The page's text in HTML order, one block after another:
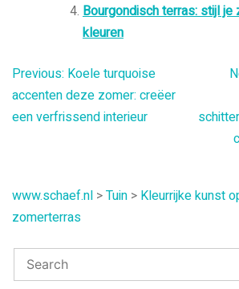
Bourgondisch terras: stijl
kleuren
Bericht
navigatie
Previous: Koele turquoise
accenten deze zomer: creëer
een verfrissend interieur
www.schaef.nl >Tuin > Kleurrijke kunst
zomerterras